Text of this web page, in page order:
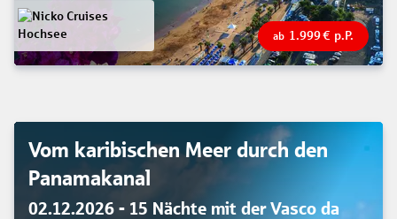
ab 1.999€ p.P.
Vom karibischen Meer durch den
Panamakanal
02.12.2026 - 15 Nächte mit der Vasco da